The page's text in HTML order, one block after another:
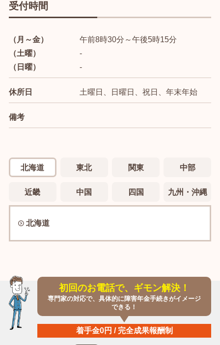
受付時間
（月～金）
（土曜）
（日曜）
午前8時30分～午後5時15分
-
-
休所日 土曜日、日曜日、祝日、年末年始
備考
北海道 東北 関東 中部
近畿 中国 四国 九州・沖縄
北海道
初回のお電話で、ギモン解決！
専門家の対応で、具体的に障害年金手続きがイメージ
できる！
着手金0円 / 完全成果報酬制